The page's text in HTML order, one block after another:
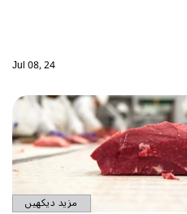
Jul 08, 24
مزید دیکھیں